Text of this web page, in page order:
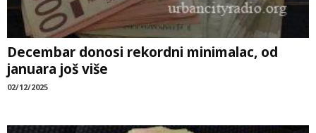
Decembar donosi rekordni minimalac, od
januara još više
02/12/2025